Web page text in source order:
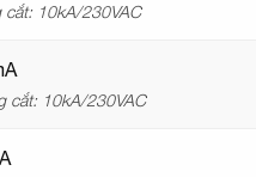
10kA/230VAC
cắt: 10kA/230VAC